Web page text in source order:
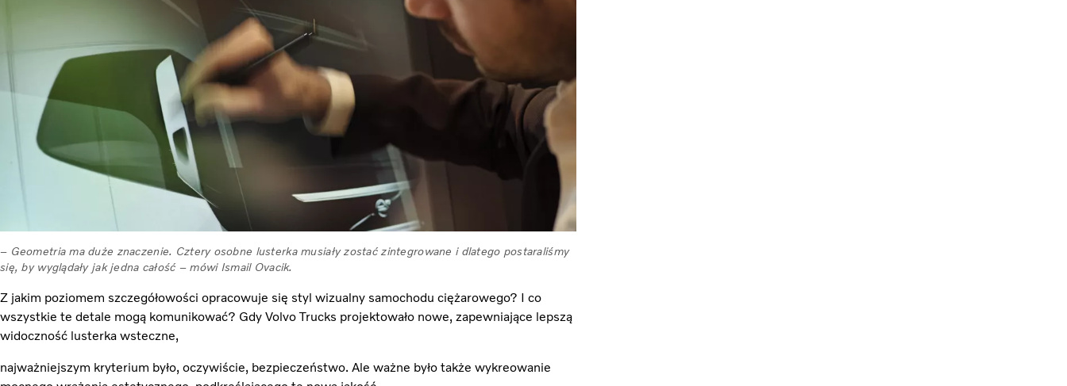
– Geometria ma duże znaczenie. Cztery osobne lusterka musiały zostać zintegrowane i dlatego postaraliśmy
się, by wyglądały jak jedna całość – mówi Ismail Ovacik.
Z jakim poziomem szczegółowości opracowuje się styl wizualny samochodu ciężarowego? I co
wszystkie te detale mogą komunikować? Gdy Volvo Trucks projektowało nowe, zapewniające lepszą
widoczność lusterka wsteczne,
najważniejszym kryterium było, oczywiście, bezpieczeństwo. Ale ważne było także wykreowanie